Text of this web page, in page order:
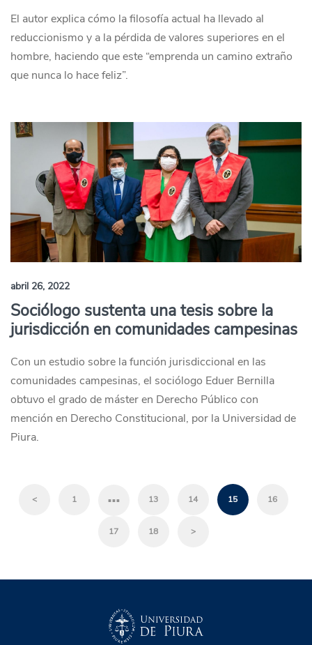
El autor explica cómo la filosofía actual ha llevado al
reduccionismo y a la pérdida de valores superiores en el
hombre, haciendo que este “emprenda un camino extraño
que nunca lo hace feliz”.
abril 26, 2022
Sociólogo sustenta una tesis sobre la
jurisdicción en comunidades campesinas
Con un estudio sobre la función jurisdiccional en las
comunidades campesinas, el sociólogo Eduer Bernilla
obtuvo el grado de máster en Derecho Público con
mención en Derecho Constitucional, por la Universidad de
Piura.
< 1 … 13 14 15 16
17 18 >